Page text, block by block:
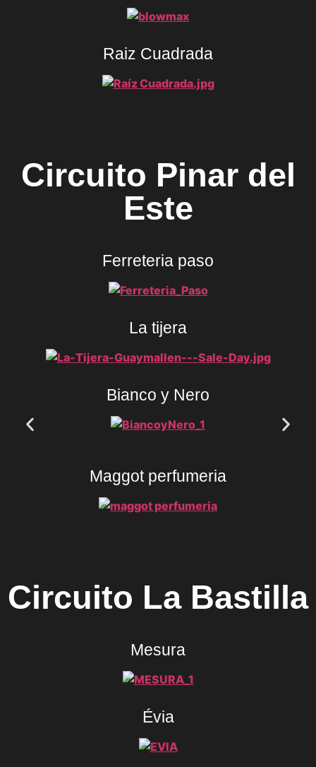
Raiz Cuadrada
Circuito Pinar del
Este
Ferreteria paso
La tijera
Bianco y Nero
Maggot perfumeria
Circuito La Bastilla
Mesura
Évia